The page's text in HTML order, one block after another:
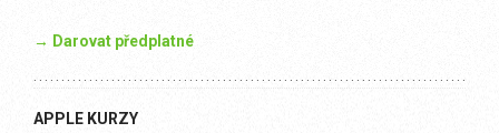
→ Darovat předplatné
APPLE KURZY